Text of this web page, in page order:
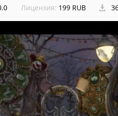
Лицензия: 199 RUB